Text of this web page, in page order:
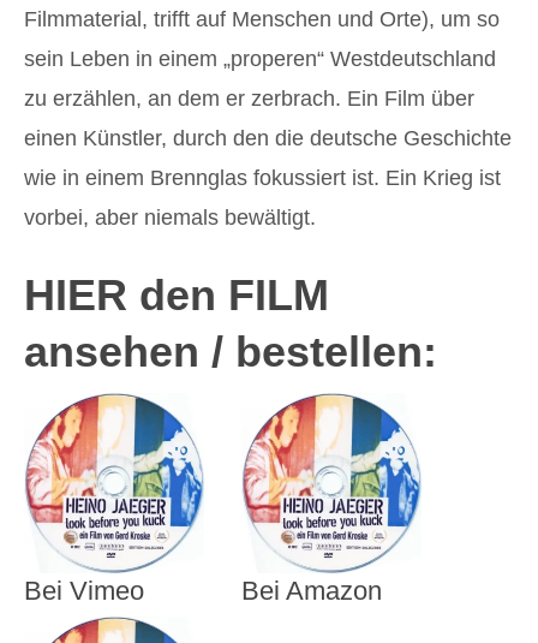
Filmmaterial, trifft auf Menschen und Orte), um so
sein Leben in einem „properen“ Westdeutschland
zu erzählen, an dem er zerbrach. Ein Film über
einen Künstler, durch den die deutsche Geschichte
wie in einem Brennglas fokussiert ist. Ein Krieg ist
vorbei, aber niemals bewältigt.
HIER den FILM
ansehen / bestellen:
Bei Vimeo Bei Amazon